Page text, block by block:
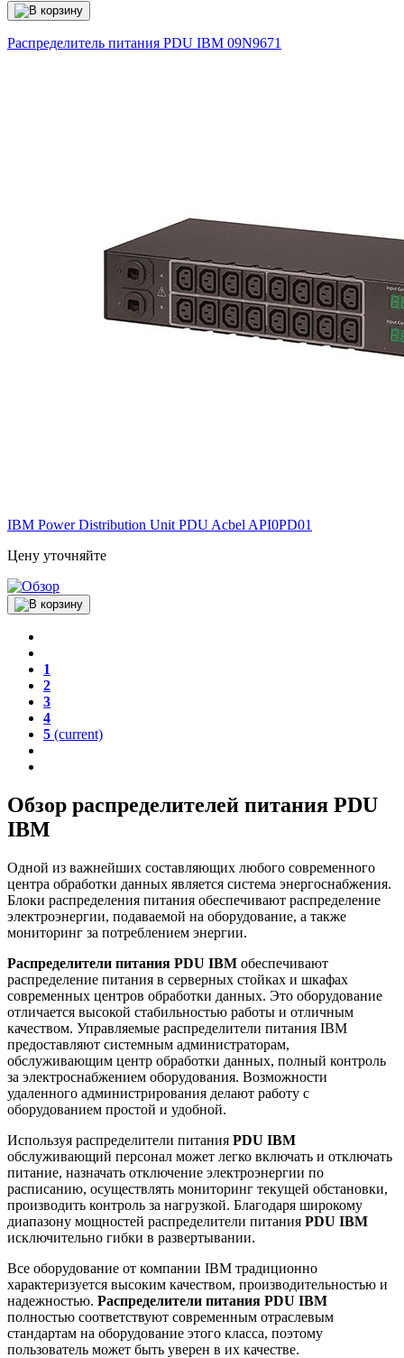
Распределитель питания PDU IBM 09N9671
IBM Power Distribution Unit PDU Acbel API0PD01
Цену уточняйте
1
2
3
4
5 (current)
Обзор распределителей питания PDU
IBM
Одной из важнейших составляющих любого современного
центра обработки данных является система энергоснабжения.
Блоки распределения питания обеспечивают распределение
электроэнергии, подаваемой на оборудование, а также
мониторинг за потреблением энергии.
Распределители питания PDU IBM обеспечивают
распределение питания в серверных стойках и шкафах
современных центров обработки данных. Это оборудование
отличается высокой стабильностью работы и отличным
качеством. Управляемые распределители питания IBM
предоставляют системным администраторам,
обслуживающим центр обработки данных, полный контроль
за электроснабжением оборудования. Возможности
удаленного администрирования делают работу с
оборудованием простой и удобной.
Используя распределители питания PDU IBM
обслуживающий персонал может легко включать и отключать
питание, назначать отключение электроэнергии по
расписанию, осуществлять мониторинг текущей обстановки,
производить контроль за нагрузкой. Благодаря широкому
диапазону мощностей распределители питания PDU IBM
исключительно гибки в развертывании.
Все оборудование от компании IBM традиционно
характеризуется высоким качеством, производительностью и
надежностью. Распределители питания PDU IBM
полностью соответствуют современным отраслевым
стандартам на оборудование этого класса, поэтому
пользователь может быть уверен в их качестве.